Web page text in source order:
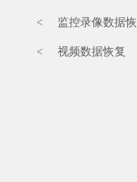
< 监控录像数据恢
< 视频数据恢复